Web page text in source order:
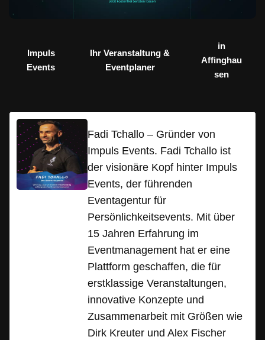
Impuls
Events
Ihr Veranstaltung &
Eventplaner
in
Affinghau
sen
Fadi Tchallo – Gründer von
Impuls Events. Fadi Tchallo ist
der visionäre Kopf hinter Impuls
Events, der führenden
Eventagentur für
Persönlichkeitsevents. Mit über
15 Jahren Erfahrung im
Eventmanagement hat er eine
Plattform geschaffen, die für
erstklassige Veranstaltungen,
innovative Konzepte und
Zusammenarbeit mit Größen wie
Dirk Kreuter und Alex Fischer